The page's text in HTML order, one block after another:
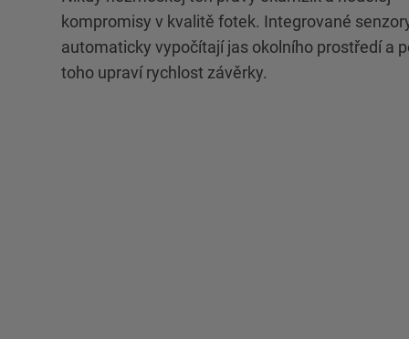
kompromisy v kvalitě fotek. Integrované
automaticky vypočítají jas okolního prostředí a
toho upraví rychlost závěrky.